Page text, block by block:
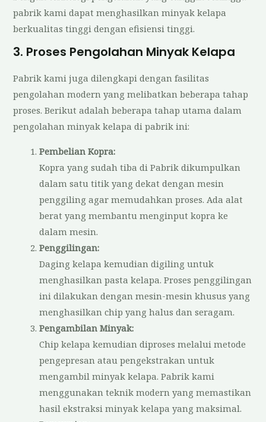
pabrik kami dapat menghasilkan minyak kelapa
berkualitas tinggi dengan efisiensi tinggi.
3. Proses Pengolahan Minyak Kelapa
Pabrik kami juga dilengkapi dengan fasilitas
pengolahan modern yang melibatkan beberapa tahap
proses. Berikut adalah beberapa tahap utama dalam
pengolahan minyak kelapa di pabrik ini:
Pembelian Kopra:
Kopra yang sudah tiba di Pabrik dikumpulkan
dalam satu titik yang dekat dengan mesin
penggiling agar memudahkan proses. Ada alat
berat yang membantu menginput kopra ke
dalam mesin.
Penggilingan:
Daging kelapa kemudian digiling untuk
menghasilkan pasta kelapa. Proses penggilingan
ini dilakukan dengan mesin-mesin khusus yang
menghasilkan chip yang halus dan seragam.
Pengambilan Minyak:
Chip kelapa kemudian diproses melalui metode
pengepresan atau pengekstrakan untuk
mengambil minyak kelapa. Pabrik kami
menggunakan teknik modern yang memastikan
hasil ekstraksi minyak kelapa yang maksimal.